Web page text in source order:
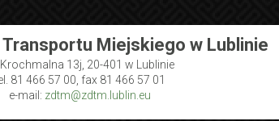
Miejskiego w Lublinie
13j, 20-401 w Lublinie
81 466 57 00, fax 81 466 57 01
e-mail: zdtm@zdtm.lublin.eu